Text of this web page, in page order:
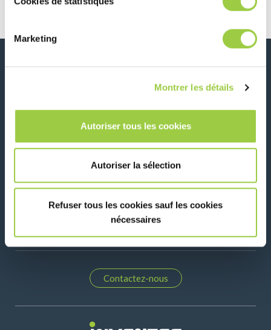
Marketing
Montrer les détails
Autoriser tous les cookies
Autoriser la sélection
Refuser tous les cookies sauf les cookies
nécessaires
dossier exclusif !
Actualités, services, produits, ...
Restez connecté avec notre newsletter!
Suivez-nous sur:
Contactez-nous